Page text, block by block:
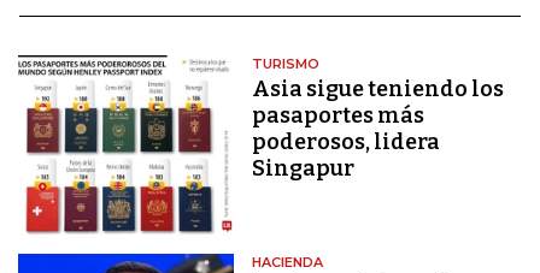
TURISMO
Asia sigue teniendo los
pasaportes más
poderosos, lidera
Singapur
HACIENDA